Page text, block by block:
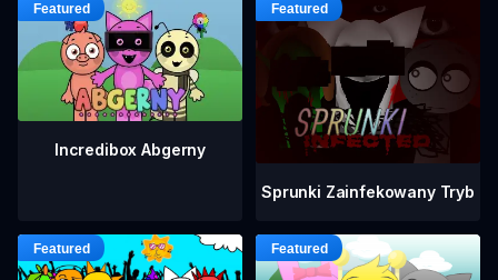
Incredibox Abgerny
Sprunki Zainfekowany Tryb